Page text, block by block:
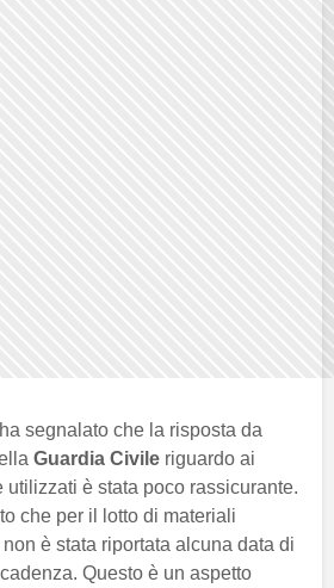
ha segnalato che la risposta da
Guardia Civile riguardo ai
utilizzati è stata poco rassicurante.
che per il lotto di materiali
non è stata riportata alcuna data di
Questo è un aspetto